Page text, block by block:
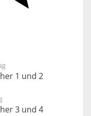
1 und 2
3 und 4